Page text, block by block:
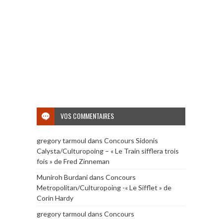
VOS COMMENTAIRES
gregory tarmoul dans Concours Sidonis
Calysta/Culturopoing – « Le Train sifflera trois
fois » de Fred Zinneman
Muniroh Burdanidans Concours
Metropolitan/Culturopoing -« Le Sifflet » de
Corin Hardy
gregory tarmoul dans Concours